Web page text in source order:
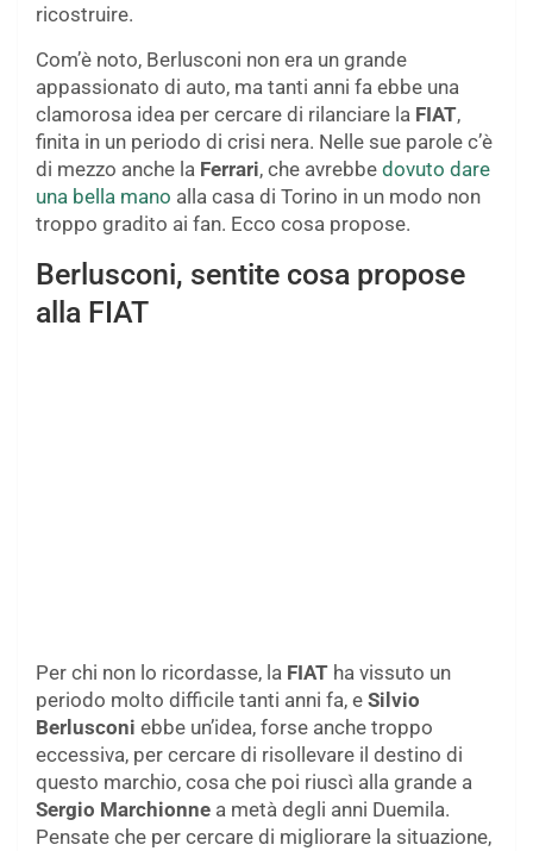
ricostruire.
Com’è noto, Berlusconi non era un grande
appassionato di auto, ma tanti anni fa ebbe una
clamorosa idea per cercare di rilanciare la FIAT,
finita in un periodo di crisi nera. Nelle sue parole c’è
di mezzo anche la Ferrari, che avrebbe dovuto dare
una bella mano alla casa di Torino in un modo non
troppo gradito ai fan. Ecco cosa propose.
Berlusconi, sentite cosa propose
alla FIAT
Per chi non lo ricordasse, la FIAT ha vissuto un
periodo molto difficile tanti anni fa, e Silvio
Berlusconi ebbe un’idea, forse anche troppo
eccessiva, per cercare di risollevare il destino di
questo marchio, cosa che poi riuscì alla grande a
Sergio Marchionne a metà degli anni Duemila.
Pensate che per cercare di migliorare la situazione,